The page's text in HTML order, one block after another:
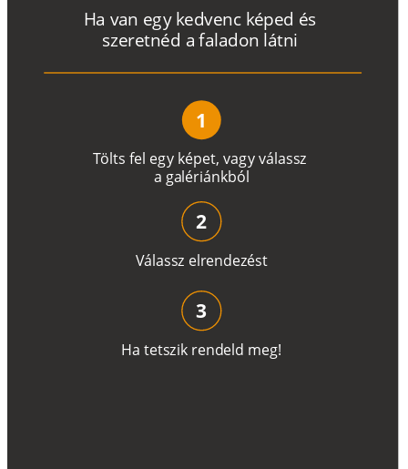
Tölts fel egy képet, vagyválassz
a galériánkból
Ha van egy kedvenc képed és
szeretnéd a faladon látni
1
Válassz elrendezést
2
Ha tetszik rendeld meg!
3